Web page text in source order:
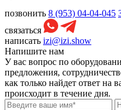
позвонить 8 (953) 04-04-045
связаться
написать izi@izi.show
Напишите нам
У вас вопрос по
предложения,
как только найдет ответ на
происходит в течение дня.